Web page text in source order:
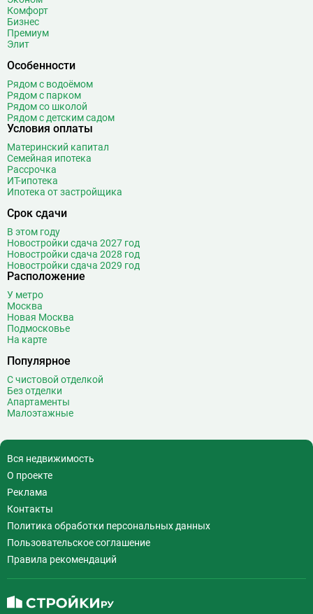
Ботанический сад
Бунинская аллея
Бутырская
В Вавиловская
Варшавская
ВДНХ
Верхние Лихоборы
Владыкино
Водный стадион
Войковская
Волгоградский проспект
Волжская
Волоколамская
Воробьёвы горы
Воронцовская
Выставочный центр
Выхино
Г Генерала Тюленева
Деловой центр
Динамо
Добрынинская
Домодедовская
Дорогомиловская
Достоевская
Дубровка 14
Ж Жулебино
Комфорт
Бизнес
Премиум
Элит
Особенности
Рядом с водоёмом
Рядом с парком
Рядом со школой
Рядом с детским садом
Условия оплаты
Материнский капитал
Семейная ипотека
Рассрочка
ИТ-ипотека
Ипотека от застройщика
Срок сдачи
В этом году
Новостройки сдача 2027 год
Новостройки сдача 2028 год
Новостройки сдача 2029 год
Расположение
У метро
Москва
Новая Москва
Подмосковье
На карте
Популярное
С чистовой отделкой
Без отделки
Апартаменты
Малоэтажные
Вся недвижимость
О проекте
Реклама
Контакты
Политика обработки персональных данных
Пользовательское соглашение
Правила рекомендаций